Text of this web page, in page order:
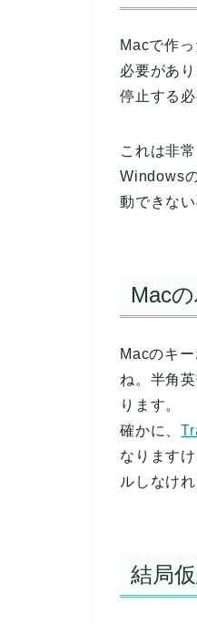
Macで作
必要があ
停止する必
これは非
Windows
動できな
Mac
Macのキ
ね。半角
ります。
確かに、
なります
ルしなけ
結局